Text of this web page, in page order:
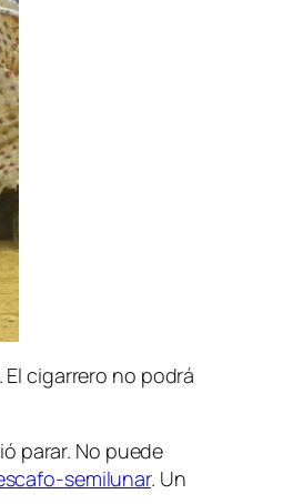
cigarrero no podrá
parar. No puede
semilunar. Un